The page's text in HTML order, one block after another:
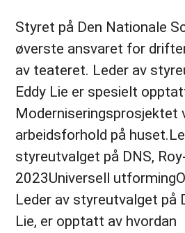
Styret på Den Nationale
øverste ansvaret for
av teateret. Leder av
Eddy Lie er spesielt
Moderniseringsprosjektet
arbeidsforhold på
styreutvalget på DNS,
2023Universell
Leder av styreutvalget på
Lie, er opptatt av hvordan